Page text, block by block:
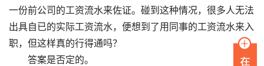
一份前公司的工资流水来佐证。碰到这种情况，很多人无法
出具自已的实际工资流水，便想到了用同事的工资流水来入
职，但这样真的行得通吗？
答案是否定的。